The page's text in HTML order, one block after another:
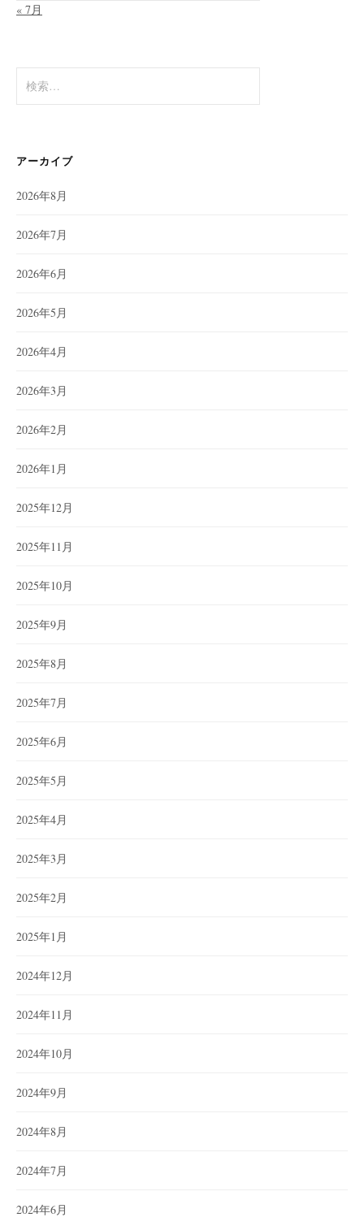
« 7月
索:
アーカイブ
2026年8月
2026年7月
2026年6月
2026年5月
2026年4月
2026年3月
2026年2月
2026年1月
2025年12月
2025年11月
2025年10月
2025年9月
2025年8月
2025年7月
2025年6月
2025年5月
2025年4月
2025年3月
2025年2月
2025年1月
2024年12月
2024年11月
2024年10月
2024年9月
2024年8月
2024年7月
2024年6月